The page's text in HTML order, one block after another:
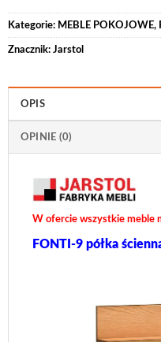
Kategorie: MEBLE POKOJOWE,
Znacznik: Jarstol
OPIS
OPINIE (0)
W ofercie wszystkie meble
FONTI-9 półka